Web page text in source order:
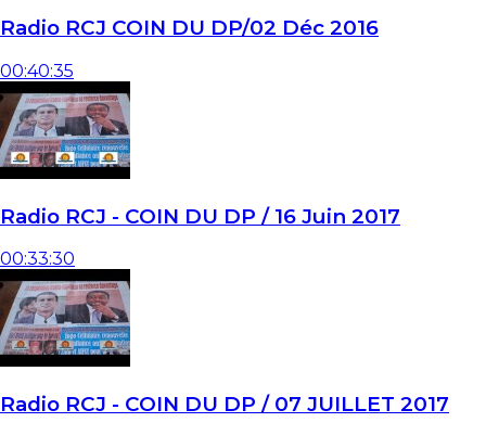
Radio RCJ COIN DU DP/02 Déc 2016
00:40:35
Radio RCJ - COIN DU DP / 16 Juin 2017
00:33:30
Radio RCJ - COIN DU DP / 07 JUILLET 2017